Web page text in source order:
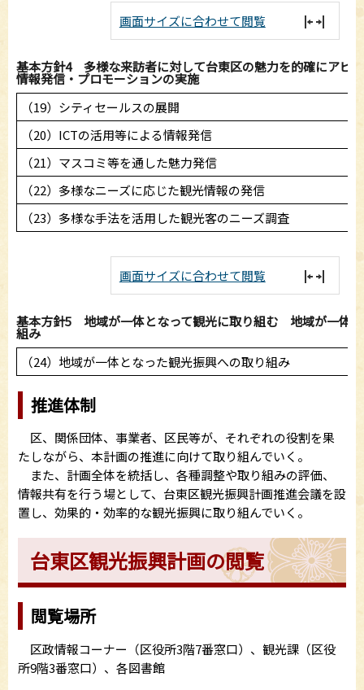
画面サイズに合わせて閲覧
基本方針4 多様な来訪者に対して台東区の魅力を的確にアピ
情報発信・プロモーションの実施
（19）シティセールスの展開
（20）ICTの活用等による情報発信
（21）マスコミ等を通した魅力発信
（22）多様なニーズに応じた観光情報の発信
（23）多様な手法を活用した観光客のニーズ調査
画面サイズに合わせて閲覧
基本方針5 地域が一体となって観光に取り組む 地域が一体
組み
（24）地域が一体となった観光振興への取り組み
推進体制
区、関係団体、事業者、区民等が、それぞれの役割を果
たしながら、本計画の推進に向けて取り組んでいく。
また、計画全体を統括し、各種調整や取り組みの評価、
情報共有を行う場として、台東区観光振興計画推進会議を設
置し、効果的・効率的な観光振興に取り組んでいく。
台東区観光振興計画の閲覧
閲覧場所
区政情報コーナー（区役所3階7番窓口）、観光課（区役
所9階3番窓口）、各図書館